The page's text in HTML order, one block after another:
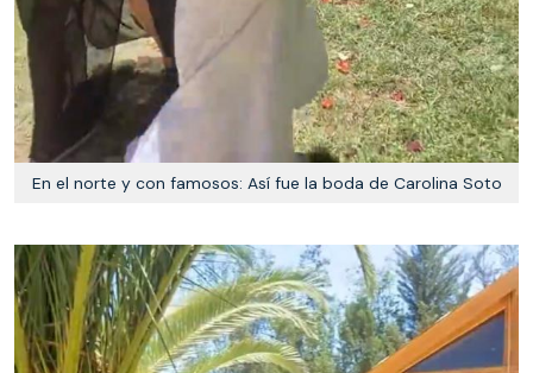
En el norte y con famosos: Así fue la boda de Carolina Soto